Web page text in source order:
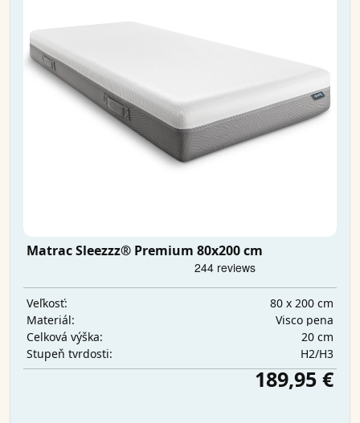
Matrac Sleezzz® Premium 80x200 cm
Veľkosť:
80 x 200 cm
Materiál:
Visco pena
Celková výška:
20 cm
Stupeň tvrdosti:
H2/H3
189,95 €